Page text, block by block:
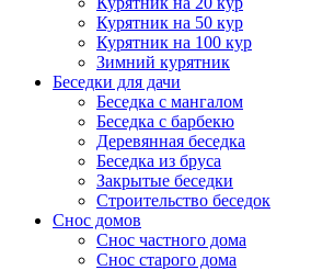
Курятник на 50 кур
Курятник на 100 кур
Зимний курятник
Беседки для дачи
Беседка с мангалом
Беседка с барбекю
Деревянная беседка
Беседка из бруса
Закрытые беседки
Строительство беседок
Снос домов
Снос частного дома
Снос старого дома